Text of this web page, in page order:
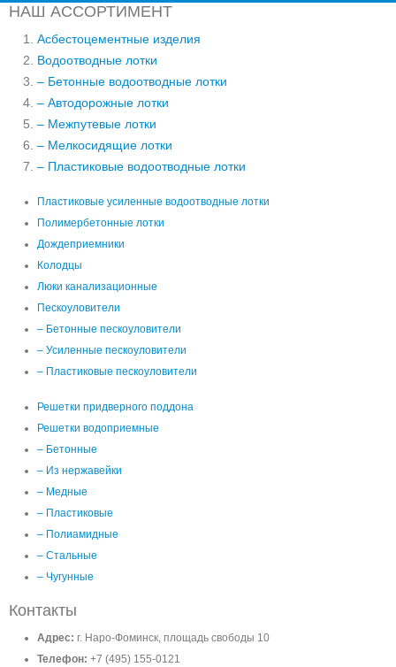
НАШ АССОРТИМЕНТ
Асбестоцементные изделия
Водоотводные лотки
– Бетонные водоотводные лотки
– Автодорожные лотки
– Межпутевые лотки
– Мелкосидящие лотки
– Пластиковые водоотводные лотки
Пластиковые усиленные водоотводные лотки
Полимербетонные лотки
Дождеприемники
Колодцы
Люки канализационные
Пескоуловители
– Бетонные пескоуловители
– Усиленные пескоуловители
– Пластиковые пескоуловители
Решетки придверного поддона
Решетки водоприемные
– Бетонные
– Из нержавейки
– Медные
– Пластиковые
– Полиамидные
– Стальные
– Чугунные
Контакты
Адрес: г. Наро-Фоминск, площадь свободы 10
Телефон: +7 (495) 155-0121